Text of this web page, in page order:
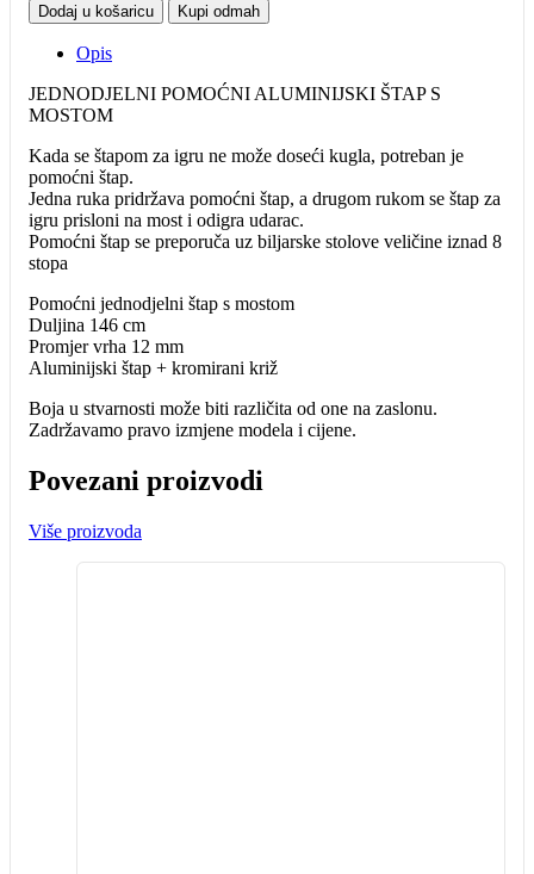
Dodaj u košaricu Kupi odmah
Opis
JEDNODJELNI POMOĆNI ALUMINIJSKI ŠTAP S
MOSTOM
Kada se štapom za igru ne može doseći kugla, potreban je
pomoćni štap.
Jedna ruka pridržava pomoćni štap, a drugom rukom se štap za
igru prisloni na most i odigra udarac.
Pomoćni štap se preporuča uz biljarske stolove veličine iznad 8
stopa
Pomoćni jednodjelni štap s mostom
Duljina 146 cm
Promjer vrha 12 mm
Aluminijski štap + kromirani križ
Boja u stvarnosti može biti različita od one na zaslonu.
Zadržavamo pravo izmjene modela i cijene.
Povezani proizvodi
Više proizvoda